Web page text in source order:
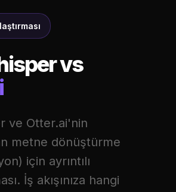
vs
ve Otter.ai'nin
metne dönüştürme
için ayrıntılı
İş akışınıza hangi